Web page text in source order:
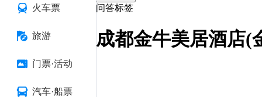
火车票
旅游
门票·活动
汽车·船票
问答标签
成都金牛美居酒店(